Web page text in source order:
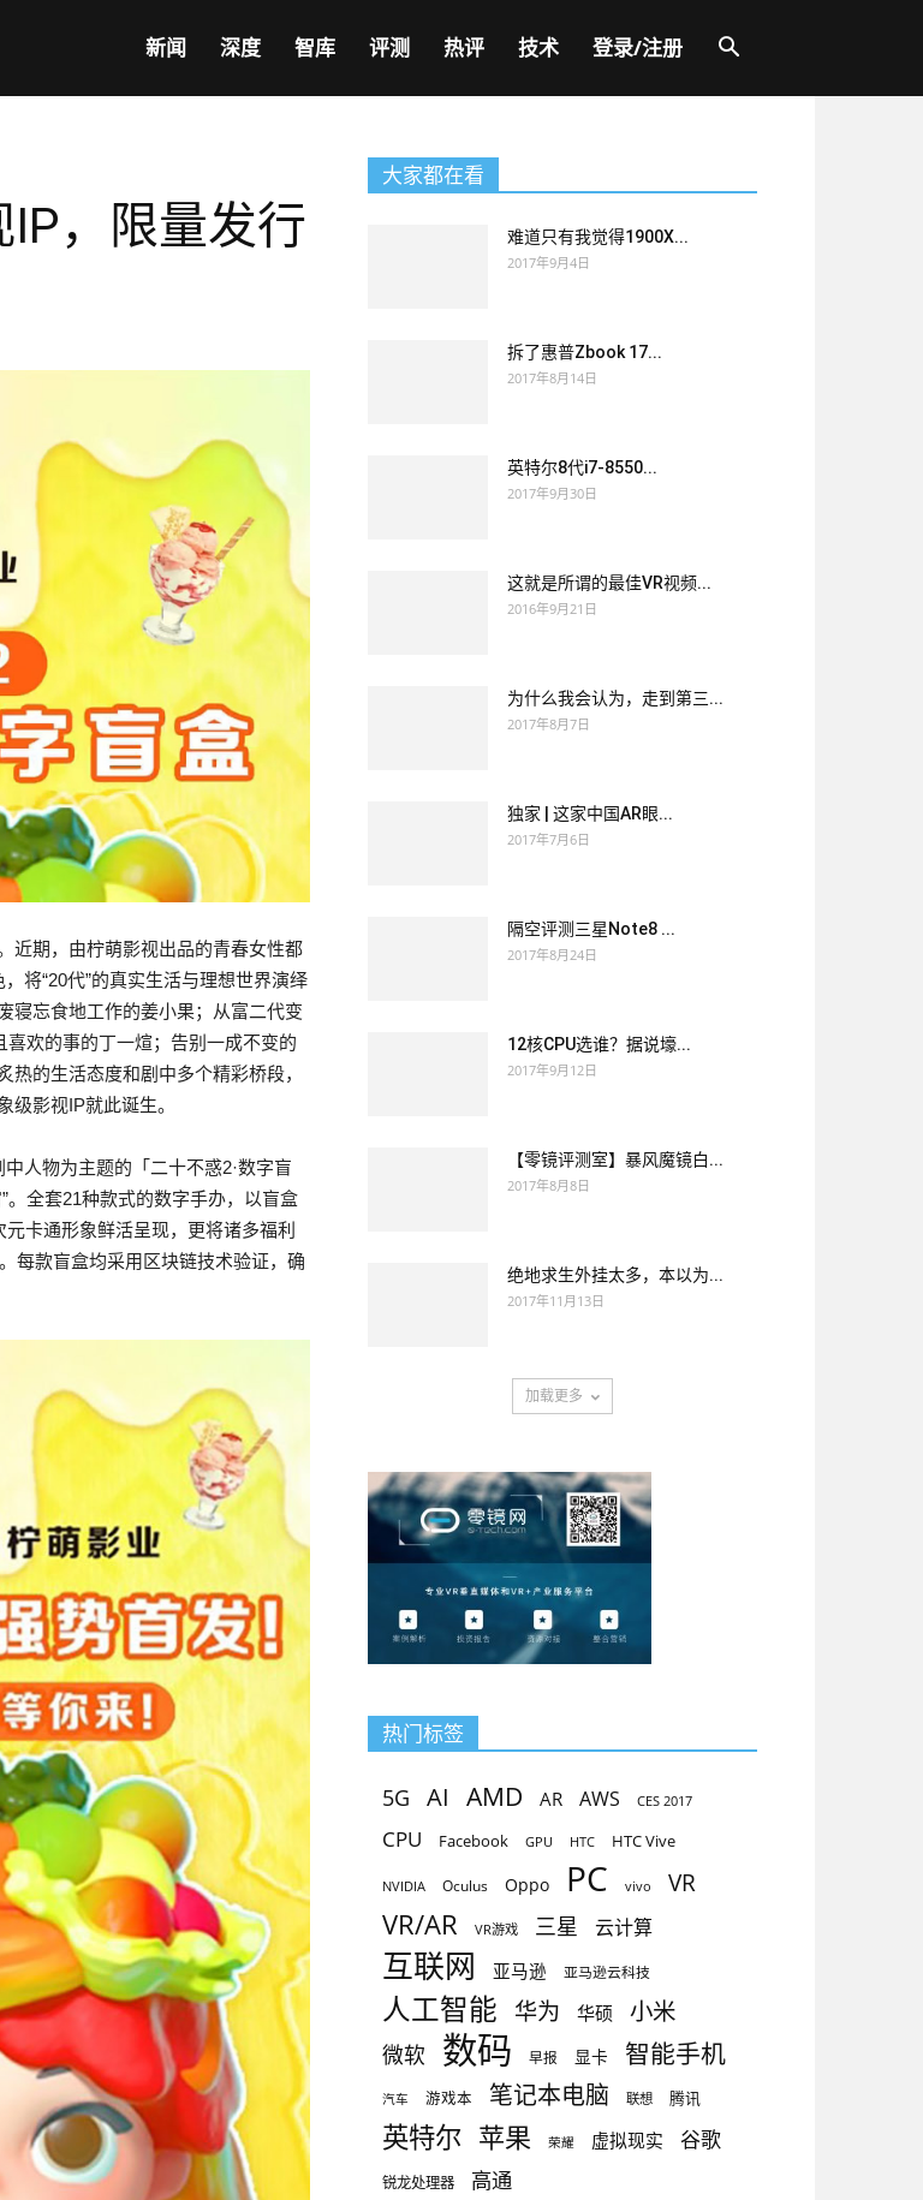
新闻 深度 智库 评测 热评 技术 登录/注册
，限量发行
近期，由柠萌影视出品的青春女性都
将“20代”的真实生活与理想世界演绎
寝忘食地工作的姜小果；从富二代变
喜欢的事的丁一煊；告别一成不变的
的生活态度和剧中多个精彩桥段，
影视IP就此诞生。
人物为主题的「二十不惑2·数字盲
。全套21种款式的数字手办，以盲盒
卡通形象鲜活呈现，更将诸多福利
每款盲盒均采用区块链技术验证，确
大家都在看
难道只有我觉得1900X...
2017年9月4日
拆了惠普Zbook 17...
2017年8月14日
英特尔8代i7-8550...
2017年9月30日
这就是所谓的最佳VR视频...
2016年9月21日
为什么我会认为，走到第三...
2017年8月7日
独家 | 这家中国AR眼...
2017年7月6日
隔空评测三星Note8 ...
2017年8月24日
12核CPU选谁？据说壕...
2017年9月12日
【零镜评测室】暴风魔镜白...
2017年8月8日
绝地求生外挂太多，本以为...
2017年11月13日
加载更多
热门标签
5G AI AMD AR AWS CES 2017
CPU Facebook GPU HTC HTC Vive
NVIDIA Oculus Oppo PC vivo VR
VR/AR VR游戏 三星 云计算
互联网 亚马逊 亚马逊云科技
人工智能 华为 华硕 小米
微软 数码 早报 显卡 智能手机
汽车 游戏本 笔记本电脑 联想 腾讯
英特尔 苹果 荣耀 虚拟现实 谷歌
锐龙处理器 高通